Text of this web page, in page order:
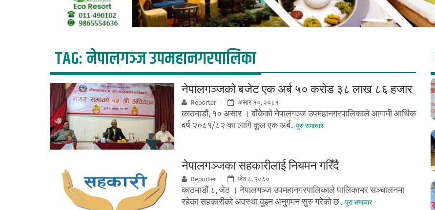
TAG:नेपालगञ्ज उपमहानगरपालिका
नेपालगञ्जको बजेट एक अर्ब ५० करोड ३८ लाख ८६ हजार
Reporter असार १०, २०८१
काठमाडौं, १० असार । बाँकेको नेपालगञ्ज उपमहानगरपालिकाले आगामी आर्थिक
वर्ष २०८१/८२ का लागि कूल एक अर्ब... पुरा समाचार
नेपालगञ्जका सहकारीलाई नियमन गरिँदै
Reporter जेठ ८, २०८०
काठमाडौं ८, जेठ । नेपालगञ्ज उपमहानगरपालिकाले पालिकाभर सञ्चालनमा
रहेका सहकारीको अवस्था बुझ्न अनुगमन सुरु गरेको छ... पुरा समाचार